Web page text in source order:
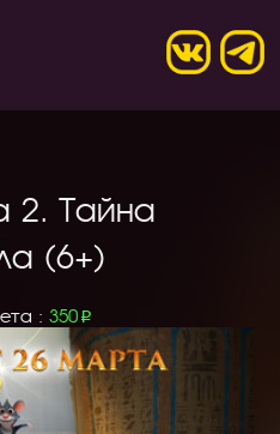
2. Тайна
(6+)
: 350p